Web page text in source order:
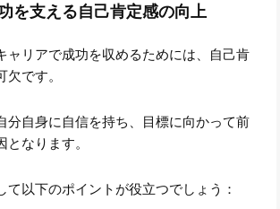
を支える自己肯定感の向上
ャリアで成功を収めるためには、自己肯
です。
分自身に自信を持ち、目標に向かって前
なります。
て以下のポイントが役立つでしょう：